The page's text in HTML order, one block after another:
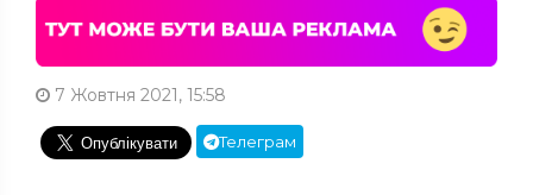
7 Жовтня 2021, 15:58
Телеграм